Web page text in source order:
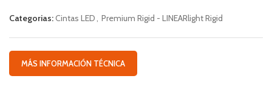
Categorias:Cintas LED, Premium Rigid - LINEARlight Rigid
MÁS INFORMACIÓN TÉCNICA